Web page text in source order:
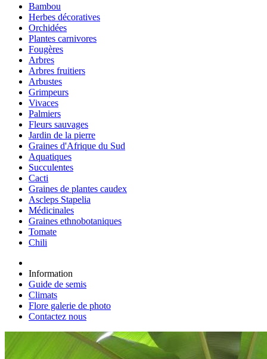
Bambou
Herbes décoratives
Orchidées
Plantes carnivores
Fougères
Arbres
Arbres fruitiers
Arbustes
Grimpeurs
Vivaces
Palmiers
Fleurs sauvages
Jardin de la pierre
Graines d'Afrique du Sud
Aquatiques
Succulentes
Cacti
Graines de plantes caudex
Ascleps Stapelia
Médicinales
Graines ethnobotaniques
Tomate
Chili
Information
Guide de semis
Climats
Flore galerie de photo
Contactez nous